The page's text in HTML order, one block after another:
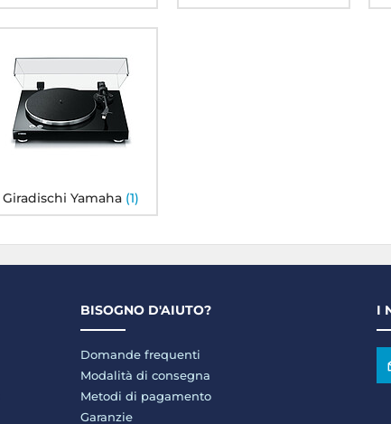
Giradischi Yamaha (1)
BISOGNO D'AIUTO?
Domande frequenti
Modalità di consegna
Metodi di pagamento
Garanzie
I